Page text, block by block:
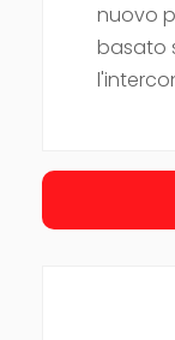
nuovo
basato